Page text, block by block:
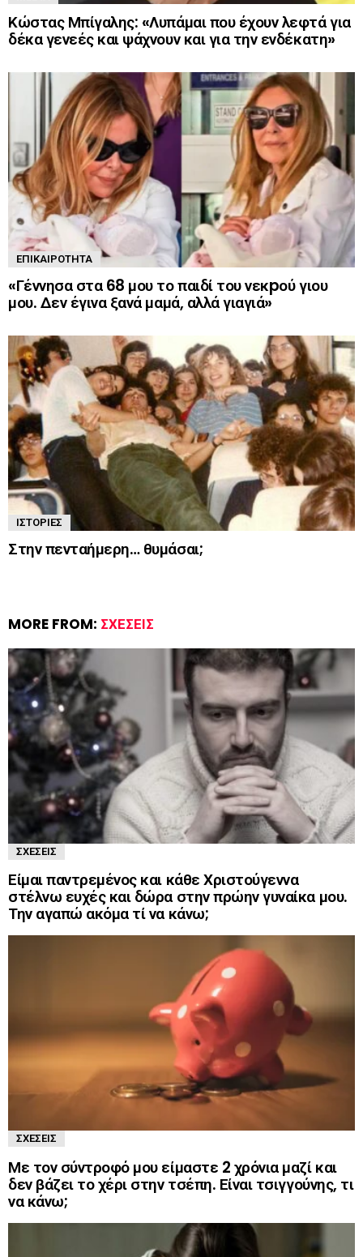
Κώστας Μπίγαλης: «Λυπάμαι που έχουν λεφτά για
δέκα γενεές και ψάχνουν και για την ενδέκατη»
ΕΠΙΚΑΙΡΌΤΗΤΑ
«Γέννησα στα 68 μου το παιδί του νεκpού γιου
μου. Δεν έγινα ξανά μαμά, αλλά γιαγιά»
ΙΣΤΟΡΊΕΣ
Στην πενταήμερη… θυμάσαι;
MORE FROM: ΣΧΈΣΕΙΣ
ΣΧΈΣΕΙΣ
Είμαι παντρεμένος και κάθε Χριστούγεννα
στέλνω ευχές και δώρα στην πρώην γυναίκα μου.
Την αγαπώ ακόμα τί να κάνω;
ΣΧΈΣΕΙΣ
Με τον σύντροφό μου είμαστε 2 χρόνια μαζί και
δεν βάζει το χέρι στην τσέπη. Είναι τσιγγούνης, τι
να κάνω;